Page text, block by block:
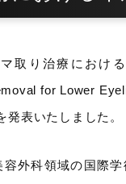
取り治療におけ
for Lower
表いたしました。
容外科領域の国際